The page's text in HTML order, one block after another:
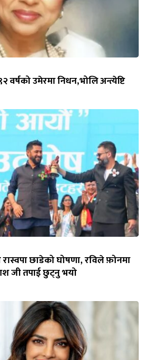
उमेरमा निधन,भोलि अन्त्येष्टि
रास्वपा छाडेको घोषणा, रविले फ़ोनमा
जी तपाई छुट्नु भयो